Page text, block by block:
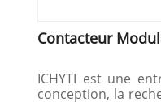
Contacteur
ICHYTI est une
conception, la